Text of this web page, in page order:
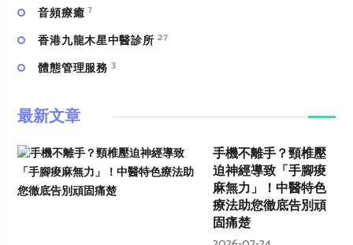
⾳頻療癒 7
香港九龍木星中醫診所 27
體態管理服務 3
最新文章
手機不離手？頸椎壓
迫神經導致「手腳痠
麻無力」！中醫特色
療法助您徹底告別頑
固痛楚